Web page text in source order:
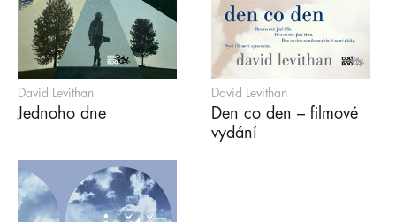
David Levithan
Jednoho dne
David Levithan
Den co den – filmové
vydání